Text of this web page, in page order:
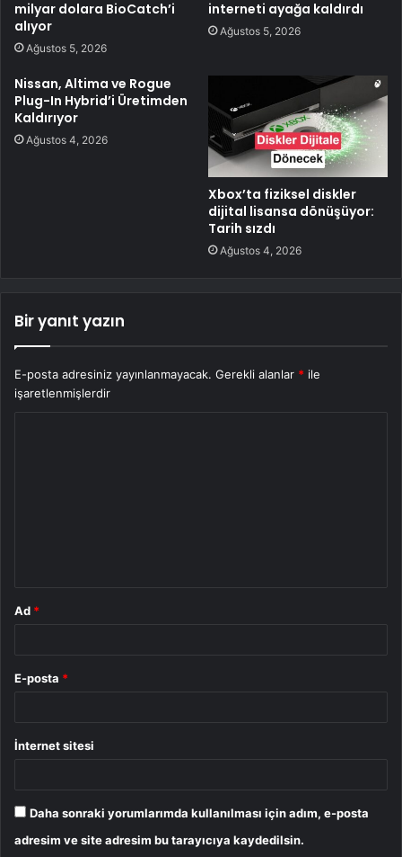
milyar dolara BioCatch’i
alıyor
Ağustos 5, 2026
interneti ayağa kaldırdı
Ağustos 5, 2026
Nissan, Altima ve Rogue
Plug-In Hybrid’i Üretimden
Kaldırıyor
Ağustos 4, 2026
Xbox’ta fiziksel diskler
dijital lisansa dönüşüyor:
Tarih sızdı
Ağustos 4, 2026
Bir yanıt yazın
E-posta adresiniz yayınlanmayacak. Gerekli alanlar * ile
işaretlenmişlerdir
Ad *
E-posta *
İnternet sitesi
Daha sonraki yorumlarımda kullanılması için adım, e-posta
adresim ve site adresim bu tarayıcıya kaydedilsin.